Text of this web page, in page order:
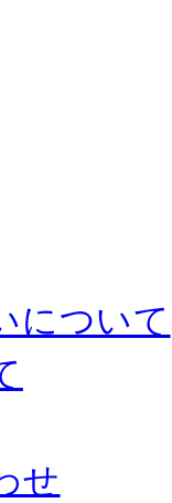
について
せ